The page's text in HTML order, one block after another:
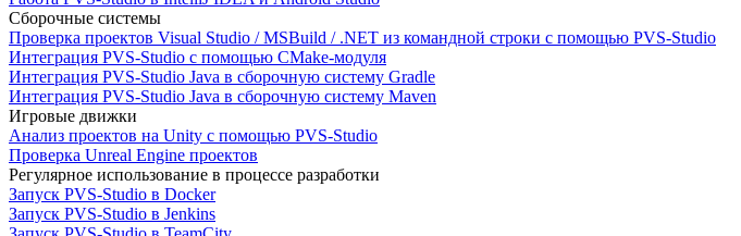
Сборочные системы
Проверка проектов Visual Studio / MSBuild / .NET из командной строки с помощью PVS-Studio
Интеграция PVS-Studio с помощью CMake-модуля
Интеграция PVS-Studio Java в сборочную систему Gradle
Интеграция PVS-Studio Java в сборочную систему Maven
Игровые движки
Анализ проектов на Unity с помощью PVS-Studio
Проверка Unreal Engine проектов
Регулярное использование в процессе разработки
Запуск PVS-Studio в Docker
Запуск PVS-Studio в Jenkins